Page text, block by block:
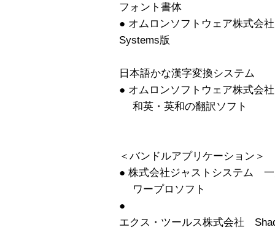
フォント書体
● オムロンソフトウェア株式会
Systems版
日本語かな漢字変換システム
● オムロンソフトウェア株式会
和英・英和の翻訳ソフト
＜バンドルアプリケーション＞
● 株式会社ジャストシステム
ワープロソフト
●
エクス・ツールス株式会社